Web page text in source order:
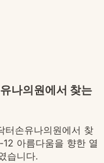
나의원에서 찾는
터손유나의원에서 찾
아름다움을 향한 열
습니다.